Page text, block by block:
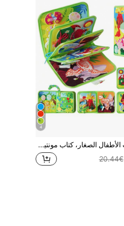
4
ألعاب الأطفال الصغار، كتاب مونتيسوري المشغول، كتاب التعليم المبكر ما قبل المدرسة من اللباد، لعبة سفر تفاعلية، كتاب هادئ لعبة تعليمية للأطفال، لوحة مشغولة للأطفال الصغار، لعبة تعليمية للأولاد والبنات، هدية عيد ميلاد، عيد الميلاد، عيد الهالوين
20.44€